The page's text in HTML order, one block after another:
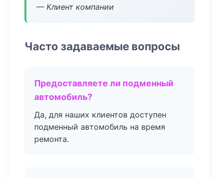
— Клиент компании
Часто задаваемые вопросы
Предоставляете ли подменный
автомобиль?
Да, для наших клиентов доступен
подменный автомобиль на время
ремонта.